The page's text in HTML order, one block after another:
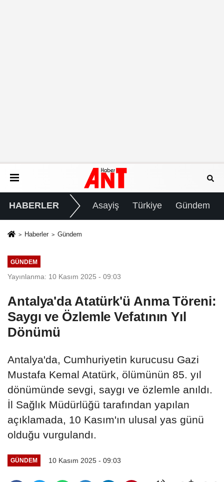
HABERLER Asayiş Türkiye Gündem
Haberler Gündem
GÜNDEM
Yayınlanma: 10 Kasım 2025 - 09:03
Antalya'da Atatürk'ü Anma Töreni:
Saygı ve Özlemle Vefatının Yıl
Dönümü
Antalya'da, Cumhuriyetin kurucusu Gazi
Mustafa Kemal Atatürk, ölümünün 85. yıl
dönümünde sevgi, saygı ve özlemle anıldı.
İl Sağlık Müdürlüğü tarafından yapılan
açıklamada, 10 Kasım'ın ulusal yas günü
olduğu vurgulandı.
GÜNDEM 10 Kasım 2025 - 09:03